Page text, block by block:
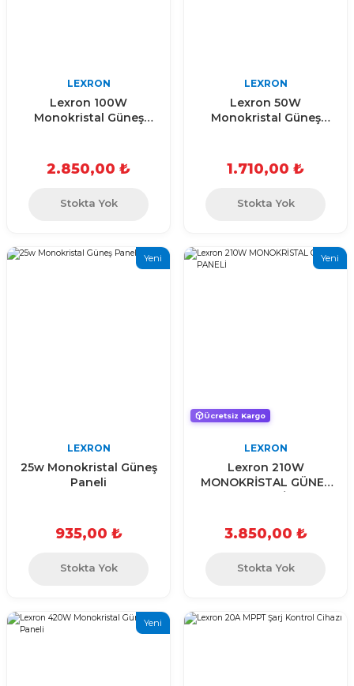
LEXRON
Lexron 100W
Monokristal Güneş
2.850,00 ₺
Stokta Yok
LEXRON
Lexron 50W
Monokristal Güneş
1.710,00 ₺
Stokta Yok
Yeni
LEXRON
25w Monokristal Güneş
Paneli
935,00 ₺
Stokta Yok
Yeni
Ücretsiz Kargo
LEXRON
Lexron 210W
MONOKRİSTAL GÜNEŞ
3.850,00 ₺
Stokta Yok
Yeni